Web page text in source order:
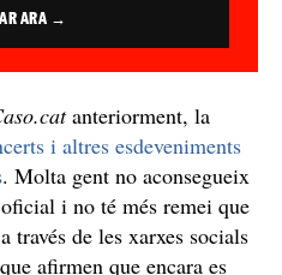
ARA →
anteriorment, la
i altres esdeveniments
. Molta gent no aconsegueix
i no té més remei que
través de les xarxes socials
afirmen que encara es